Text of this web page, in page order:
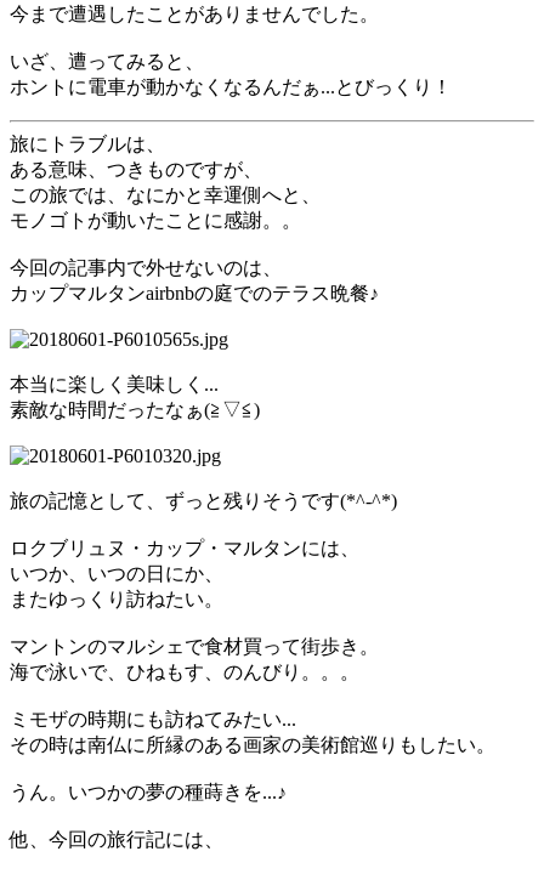
今まで遭遇したことがありませんでした。
いざ、遭ってみると、
ホントに電車が動かなくなるんだぁ...とびっくり！
旅にトラブルは、
ある意味、つきものですが、
この旅では、なにかと幸運側へと、
モノゴトが動いたことに感謝。。
今回の記事内で外せないのは、
カップマルタンairbnbの庭でのテラス晩餐♪
本当に楽しく美味しく...
素敵な時間だったなぁ(≧▽≦)
旅の記憶として、ずっと残りそうです(*^-^*)
ロクブリュヌ・カップ・マルタンには、
いつか、いつの日にか、
またゆっくり訪ねたい。
マントンのマルシェで食材買って街歩き。
海で泳いで、ひねもす、のんびり。。。
ミモザの時期にも訪ねてみたい...
その時は南仏に所縁のある画家の美術館巡りもしたい。
うん。いつかの夢の種蒔きを...♪
他、今回の旅行記には、